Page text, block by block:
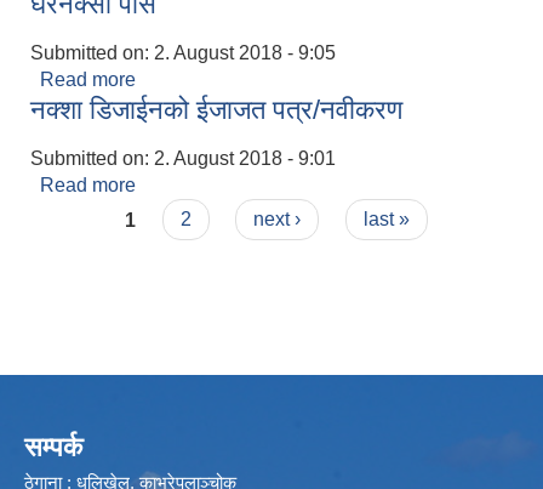
Submitted on: 2. August 2018 - 9:05
Read more
नक्शा डिजाईनको ईजाजत पत्र/नवीकरण
Submitted on: 2. August 2018 - 9:01
Read more
Pages
1 2 next › last »
सम्पर्क
ठेगाना : धुलिखेल, काभ्रेपलाञ्चोक